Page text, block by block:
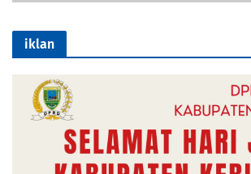
iklan